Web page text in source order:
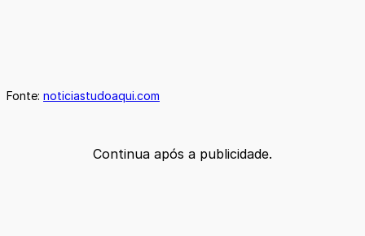
Fonte: noticiastudoaqui.com
Continua após a publicidade.